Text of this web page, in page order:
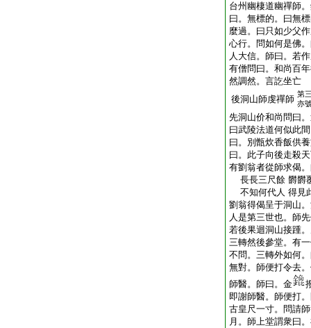
台州幽棲道幽禪師
曰。無標的。曰無
麼過。曰只如少父
心行。問如何是佛
人大信。師曰。若
有僧問曰。和尚百
然調然。言訖坐亡
後洞山師虔禪師 第
亦
先洞山价和尚問曰
曰武陵法道何似此
曰。別甑炊香飯供
曰。此子向後走殺
有劉翁者從師求偈
長長三尺餘 欝欝
不知何代人 得見
劉翁得偈呈于洞山
人是第三世也。師
若後果迴洞山接踵
三轉然後參堂。有
不問。三轉外如何
無對。師便打令去
師醫。師曰。金
即謝師醫。師便打
古皇尺一寸。問請
月。師上堂謂衆曰